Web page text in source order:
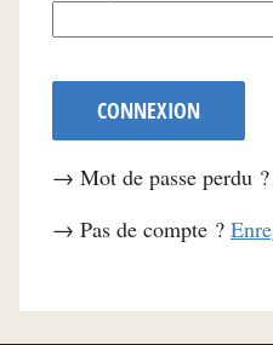
CONNEXION
→ Mot de passe perdu ?
→ Pas de compte ?